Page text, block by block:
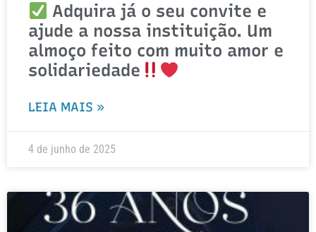
Adquira já o seu convite e
ajude a nossa instituição. Um
almoço feito com muito amor e
solidariedade
LEIA MAIS »
4 de junho de 2025